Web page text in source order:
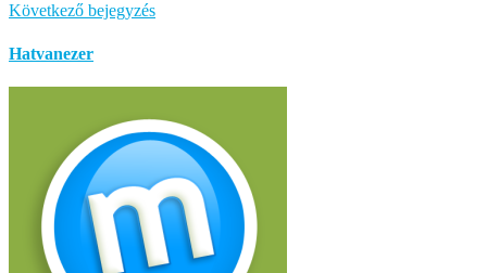
Következő bejegyzés
Hatvanezer